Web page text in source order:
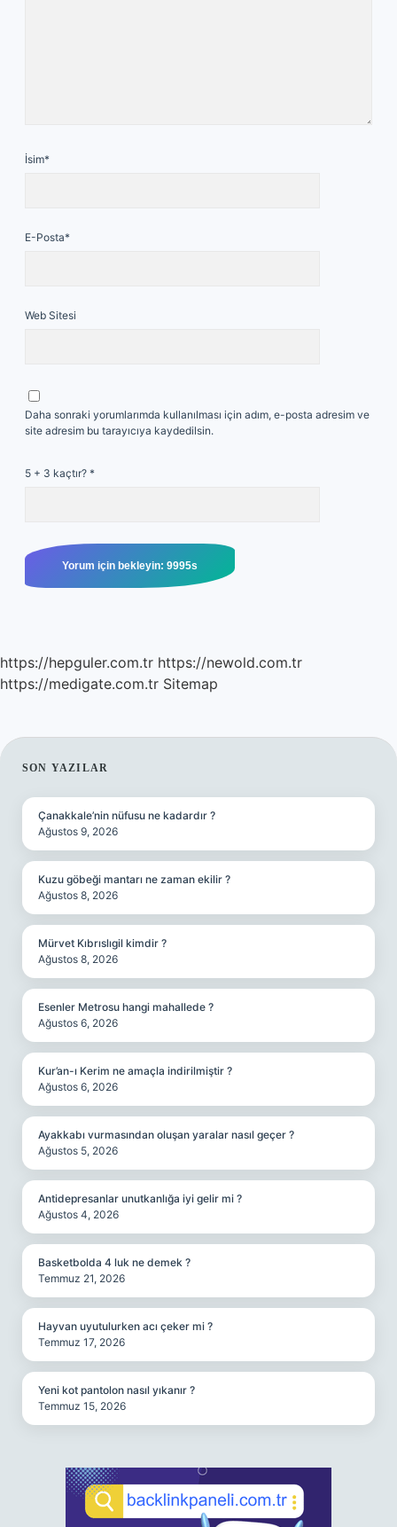
İsim*
E-Posta*
Web Sitesi
Daha sonraki yorumlarımda kullanılması için adım, e-posta adresim ve
site adresim bu tarayıcıya kaydedilsin.
5 + 3 kaçtır? *
https://hepguler.com.tr https://newold.com.tr
https://medigate.com.tr Sitemap
SIDEBAR
SON YAZILAR
Çanakkale’nin nüfusu ne kadardır ?
Ağustos 9, 2026
Kuzu göbeği mantarı ne zaman ekilir ?
Ağustos 8, 2026
Mürvet Kıbrıslıgil kimdir ?
Ağustos 8, 2026
Esenler Metrosu hangi mahallede ?
Ağustos 6, 2026
Kur’an-ı Kerim ne amaçla indirilmiştir ?
Ağustos 6, 2026
Ayakkabı vurmasından oluşan yaralar nasıl geçer ?
Ağustos 5, 2026
Antidepresanlar unutkanlığa iyi gelir mi ?
Ağustos 4, 2026
Basketbolda 4 luk ne demek ?
Temmuz 21, 2026
Hayvan uyutulurken acı çeker mi ?
Temmuz 17, 2026
Yeni kot pantolon nasıl yıkanır ?
Temmuz 15, 2026